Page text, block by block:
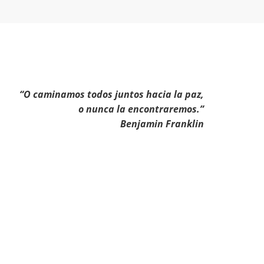
“O caminamos todos juntos hacia la paz,
o nunca la encontraremos.”
Benjamin Franklin